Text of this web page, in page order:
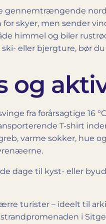
gennemtrængende
skyer, men sender
himmel og biler
eller bjergture, bør
og
fra forårsagtige 16
T-shirt
varme sokker, hue
dage til kyst- eller
turister – ideelt til
i